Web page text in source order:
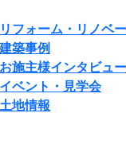
リフォーム・リノベ
建築事例
お施主様インタビュー
イベント・見学会
土地情報